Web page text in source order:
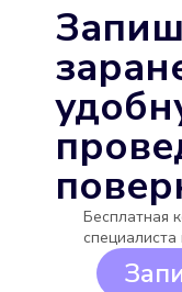
Бесплатная